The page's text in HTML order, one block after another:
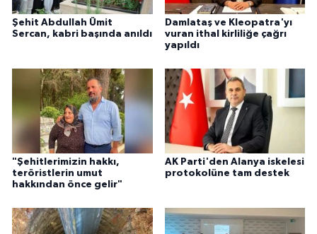
Şehit Abdullah Ümit
Sercan, kabri başında anıldı
Damlataş ve Kleopatra'yı
vuran ithal kirliliğe çağrı
yapıldı
"Şehitlerimizin hakkı,
teröristlerin umut
hakkından önce gelir"
AK Parti'den Alanya iskelesi
protokolüne tam destek